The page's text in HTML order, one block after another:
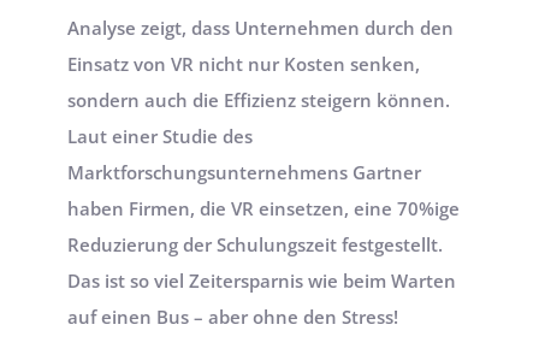
Analyse zeigt, dass Unternehmen durch den
Einsatz von VR nicht nur Kosten senken,
sondern auch die Effizienz steigern können.
Laut einer Studie des
Marktforschungsunternehmens Gartner
haben Firmen, die VR einsetzen, eine 70%ige
Reduzierung der Schulungszeit festgestellt.
Das ist so viel Zeitersparnis wie beim Warten
auf einen Bus – aber ohne den Stress!